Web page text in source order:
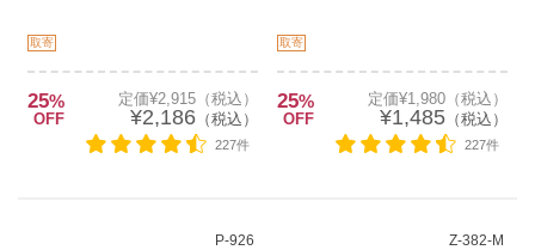
取寄
25%
OFF
定価¥2,915（税込）
¥2,186（税込）
227件
取寄
25%
OFF
定価¥1,980（税込）
¥1,485（税込）
227件
P-926 Z-382-M